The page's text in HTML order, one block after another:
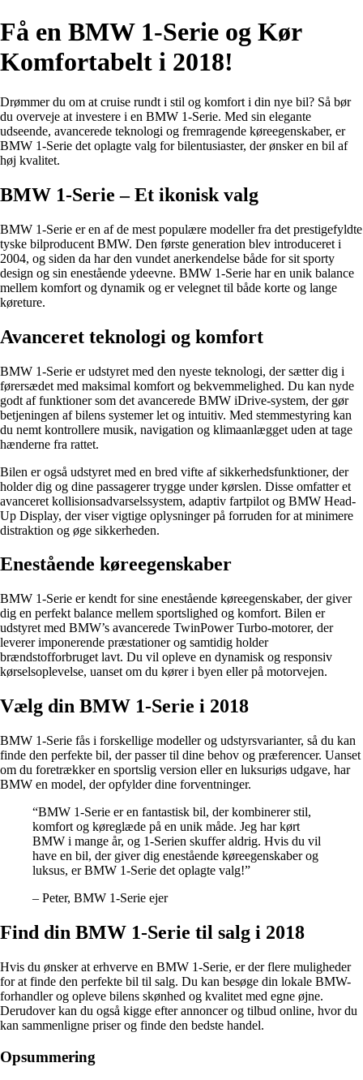
Få en BMW 1-Serie og Kør
Komfortabelt i 2018!
Drømmer du om at cruise rundt i stil og komfort i din nye bil? Så bør
du overveje at investere i en BMW 1-Serie. Med sin elegante
udseende, avancerede teknologi og fremragende køreegenskaber, er
BMW 1-Serie det oplagte valg for bilentusiaster, der ønsker en bil af
høj kvalitet.
BMW 1-Serie – Et ikonisk valg
BMW 1-Serie er en af de mest populære modeller fra det prestigefyldte
tyske bilproducent BMW. Den første generation blev introduceret i
2004, og siden da har den vundet anerkendelse både for sit sporty
design og sin enestående ydeevne. BMW 1-Serie har en unik balance
mellem komfort og dynamik og er velegnet til både korte og lange
køreture.
Avanceret teknologi og komfort
BMW 1-Serie er udstyret med den nyeste teknologi, der sætter dig i
førersædet med maksimal komfort og bekvemmelighed. Du kan nyde
godt af funktioner som det avancerede BMW iDrive-system, der gør
betjeningen af bilens systemer let og intuitiv. Med stemmestyring kan
du nemt kontrollere musik, navigation og klimaanlægget uden at tage
hænderne fra rattet.
Bilen er også udstyret med en bred vifte af sikkerhedsfunktioner, der
holder dig og dine passagerer trygge under kørslen. Disse omfatter et
avanceret kollisionsadvarselssystem, adaptiv fartpilot og BMW Head-
Up Display, der viser vigtige oplysninger på forruden for at minimere
distraktion og øge sikkerheden.
Enestående køreegenskaber
BMW 1-Serie er kendt for sine enestående køreegenskaber, der giver
dig en perfekt balance mellem sportslighed og komfort. Bilen er
udstyret med BMW’s avancerede TwinPower Turbo-motorer, der
leverer imponerende præstationer og samtidig holder
brændstofforbruget lavt. Du vil opleve en dynamisk og responsiv
kørselsoplevelse, uanset om du kører i byen eller på motorvejen.
Vælg din BMW 1-Serie i 2018
BMW 1-Serie fås i forskellige modeller og udstyrsvarianter, så du kan
finde den perfekte bil, der passer til dine behov og præferencer. Uanset
om du foretrækker en sportslig version eller en luksuriøs udgave, har
BMW en model, der opfylder dine forventninger.
“BMW 1-Serie er en fantastisk bil, der kombinerer stil,
komfort og køreglæde på en unik måde. Jeg har kørt
BMW i mange år, og 1-Serien skuffer aldrig. Hvis du vil
have en bil, der giver dig enestående køreegenskaber og
luksus, er BMW 1-Serie det oplagte valg!”
– Peter, BMW 1-Serie ejer
Find din BMW 1-Serie til salg i 2018
Hvis du ønsker at erhverve en BMW 1-Serie, er der flere muligheder
for at finde den perfekte bil til salg. Du kan besøge din lokale BMW-
forhandler og opleve bilens skønhed og kvalitet med egne øjne.
Derudover kan du også kigge efter annoncer og tilbud online, hvor du
kan sammenligne priser og finde den bedste handel.
Opsummering